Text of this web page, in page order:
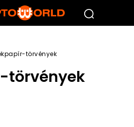
törvények
törvények